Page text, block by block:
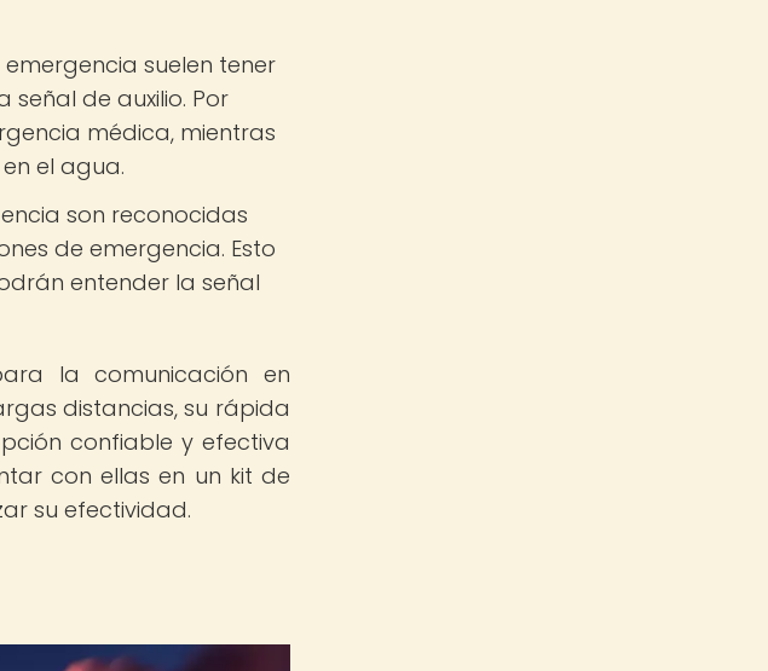
suelen tener
de auxilio. Por
médica, mientras
el agua.
son reconocidas
de emergencia. Esto
entender la señal
la comunicación en
distancias, su rápida
confiable y efectiva
con ellas en un kit de
su efectividad.